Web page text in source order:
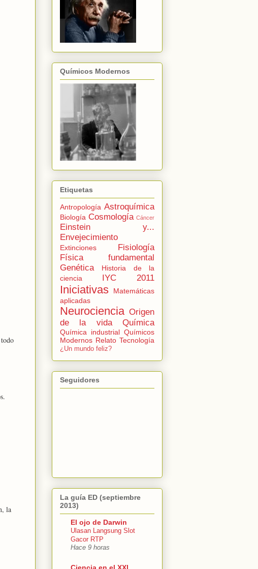
la
Químicos Modernos
Etiquetas
Antropología Astroquímica
Biología Cosmología Cáncer
Einstein y...
Envejecimiento
Extinciones
Fisiología
Física fundamental
Genética
Historia de la
ciencia
IYC 2011
Iniciativas
Matemáticas
aplicadas
Neurociencia Origen
de la vida
Química
Química industrial Químicos
Modernos Relato Tecnología
¿Un mundo feliz?
Seguidores
La guía ED (septiembre
2013)
El ojo de Darwin
Ulasan Langsung Slot
Gacor RTP
Hace 9 horas
Ciencia en el XXI